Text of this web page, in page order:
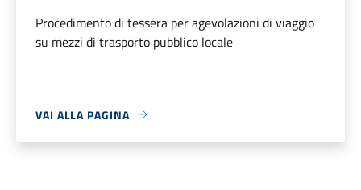
Procedimento di tessera per agevolazioni di viaggio
su mezzi di trasporto pubblico locale
VAI ALLA PAGINA